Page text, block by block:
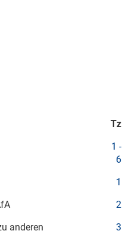
Tz
1 -
6
1
2
anderen
3